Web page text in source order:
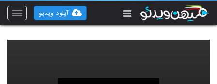
Toggle
آپلود ویدیو